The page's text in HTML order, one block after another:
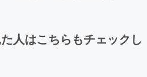
人はこちらもチェックし